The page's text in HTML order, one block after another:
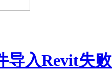
导入Revit失